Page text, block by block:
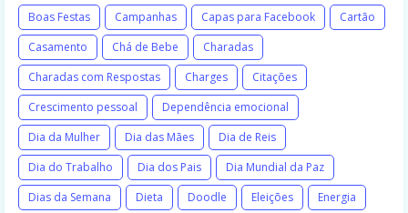
Boas Festas
Campanhas Capas para Facebook
Cartão
Casamento
Chá de Bebe
Charadas
Charadas com Respostas
Charges
Citações
Crescimento pessoal
Dependência emocional
Dia da Mulher
Dia das Mães
Dia de Reis
Dia do Trabalho
Dia dos Pais
Dia Mundial da Paz
Dias da Semana
Dieta Doodle Eleições
Energia